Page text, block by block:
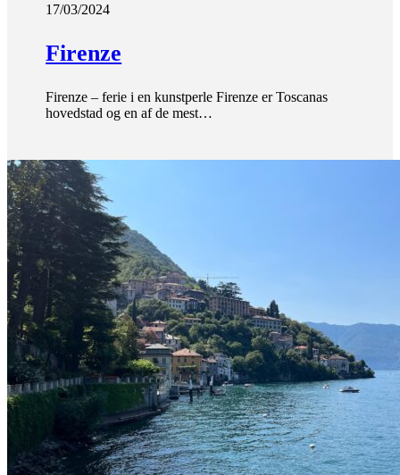
17/03/2024
Firenze
Firenze – ferie i en kunstperle Firenze er Toscanas
hovedstad og en af de mest…